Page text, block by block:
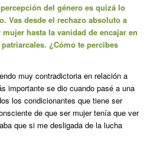
del género es quizá lo
Vas desde el rechazo absoluto a
hasta la vanidad de encajar en
¿Cómo te percibes
muy contradictoria en relación a
importante se dio cuando pasé a una
los condicionantes que tiene ser
de que ser mujer tenía que ver
que si me desligada de la lucha